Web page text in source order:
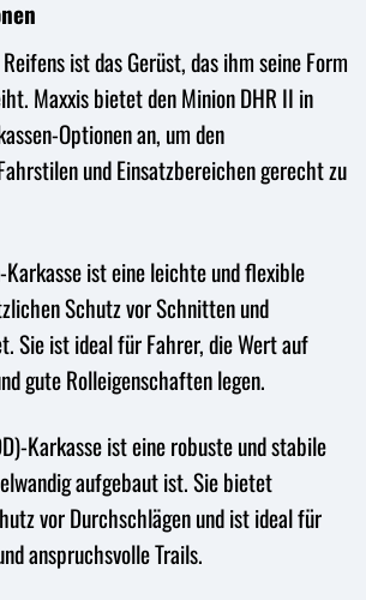
ist das Gerüst, das ihm seine Form
Maxxis bietet den Minion DHR II in
Optionen an, um den
und Einsatzbereichen gerecht zu
Karkasse ist eine leichte und flexible
Schutz vor Schnitten und
Sie ist ideal für Fahrer, die Wert auf
gute Rolleigenschaften legen.
Karkasse ist eine robuste und stabile
aufgebaut ist. Sie bietet
vor Durchschlägen und ist ideal für
anspruchsvolle Trails.